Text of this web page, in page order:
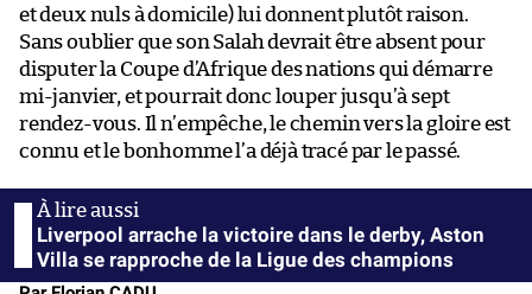
et deux nuls à domicile) lui donnent plutôt raison.
Sans oublier que son Salah devrait être absent pour
disputer la Coupe d’Afrique des nations qui démarre
mi-janvier, et pourrait donc louper jusqu’à sept
rendez-vous. Il n’empêche, le chemin vers la gloire est
connu et le bonhomme l’a déjà tracé par le passé.
Liverpool arrache la victoire dans le derby, Aston
Villa se rapproche de la Ligue des champions